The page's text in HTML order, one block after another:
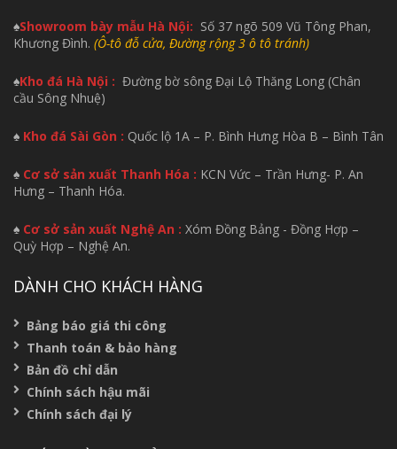
♠Showroom bày mẫu Hà Nội: Số 37 ngõ 509 Vũ Tông Phan,
Khương Đình. (Ô-tô đỗ cửa, Đường rộng 3 ô tô tránh)
♠Kho đá Hà Nội : Đường bờ sông Đại Lộ Thăng Long (Chân
cầu Sông Nhuệ)
♠ Kho đá Sài Gòn : Quốc lộ 1A – P. Bình Hưng Hòa B – Bình Tân
♠ Cơ sở sản xuất Thanh Hóa : KCN Vức – Trần Hưng- P. An
Hưng – Thanh Hóa.
♠ Cơ sở sản xuất Nghệ An : Xóm Đồng Bảng - Đồng Hợp –
Quỳ Hợp – Nghệ An.
DÀNH CHO KHÁCH HÀNG
Bảng báo giá thi công
Thanh toán & bảo hàng
Bản đồ chỉ dẫn
Chính sách hậu mãi
Chính sách đại lý